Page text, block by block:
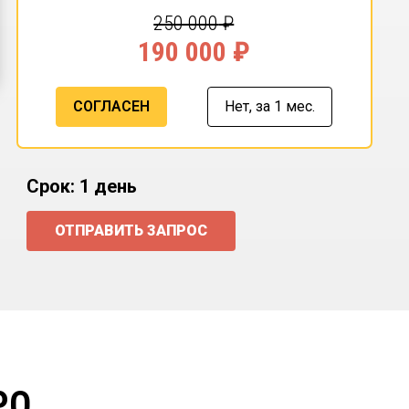
250 000₽
190 000 ₽
СОГЛАСЕН Нет, за 1 мес.
Срок: 1 день
ОТПРАВИТЬ ЗАПРОС